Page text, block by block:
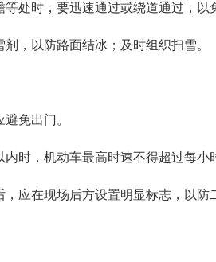
时，要迅速通过或绕道通过，以
以防路面结冰；及时组织扫雪。
免出门。
，机动车最高时速不得超过每小
应在现场后方设置明显标志，以防